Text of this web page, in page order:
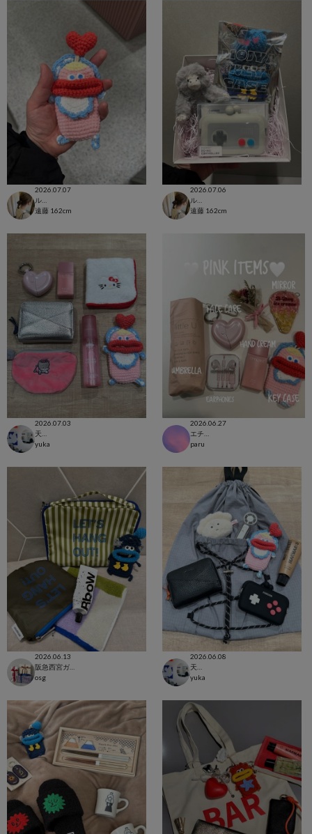
2026.07.07
遠藤 162cm
2026.07.06
ルミネ新宿店
遠藤 162cm
2026.07.03
yuka
2026.06.27
paru
2026.06.13
osg
2026.06.08
yuka